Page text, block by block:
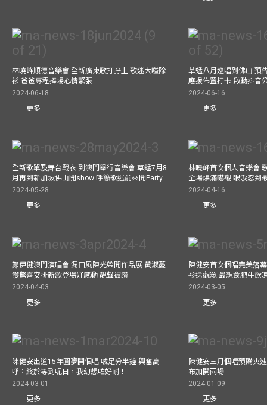
林曉峰順德音樂會 全新廣東歌打孖上 歌迷大嗌除
衫 爸爸專程捧場心情緊張
2024-06-18
更多
草蜢八月巡唱到佛山 預
應援佈置打卡 啟動抖音
2024-06-16
更多
全新歌單及舞台戰衣 到澳門舉行音樂會 草蜢7月8
月再到新加坡佛山開show 呼籲歌迷前來開Party
2024-05-28
更多
林曉峰首次個人音樂會
全場爆滿嚇襯 眼淚忍到
2024-04-16
更多
鄭伊健澳門演唱會 漏口風陳光榮開作品展 黃淑蔓
獲驚喜安排新歌登場好感動 靚聲被讚
2024-04-03
更多
陳健安首次個唱完美落
衫送觀眾 最想食肥牛飲
2024-03-05
更多
陳健安出道15年圓夢開個唱 喊足分半鐘 興奮高
呼：終於等到呢日，我幻想咗好耐！
2024-03-01
更多
陳健安三月個唱預購火
布加開兩場
2024-01-09
更多